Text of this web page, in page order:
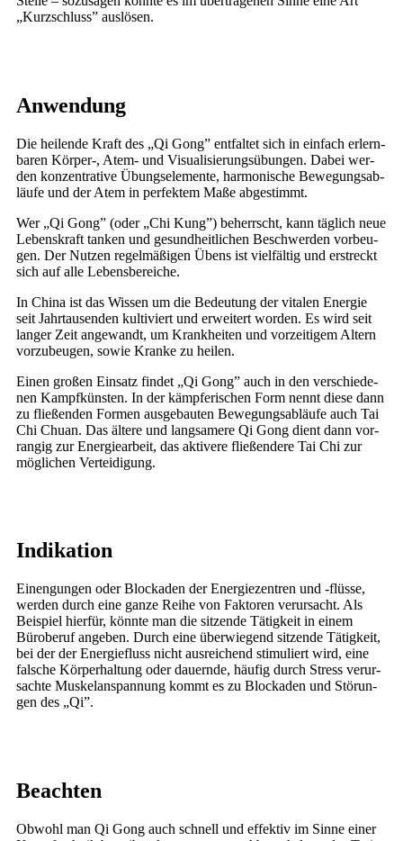
„Kurz­schluss” auslösen.
Anwendung
Die hei­len­de Kraft des „Qi Gong” ent­fal­tet sich in ein­fach erlern­
ba­ren Körper‑, Atem- und Visua­li­sie­rungs­übun­gen. Dabei wer­
den kon­zen­tra­ti­ve Übungs­ele­men­te, har­mo­ni­sche Bewe­gungs­ab­
läu­fe und der Atem in per­fek­tem Maße abgestimmt.
Wer „Qi Gong” (oder „Chi Kung”) beherrscht, kann täg­lich neue
Lebens­kraft tan­ken und gesund­heit­li­chen Beschwer­den vor­beu­
gen. Der Nut­zen regel­mä­ßi­gen Übens ist viel­fäl­tig und erstreckt
sich auf alle Lebensbereiche.
In Chi­na ist das Wis­sen um die Bedeu­tung der vita­len Ener­gie
seit Jahr­tau­sen­den kul­ti­viert und erwei­tert wor­den. Es wird seit
lan­ger Zeit ange­wandt, um Krank­hei­ten und vor­zei­ti­gem Altern
vor­zu­beu­gen, sowie Kran­ke zu heilen.
Einen gro­ßen Ein­satz fin­det „Qi Gong” auch in den ver­schie­de­
nen Kampf­küns­ten. In der kämp­fe­ri­schen Form nennt die­se dann
zu flie­ßen­den For­men aus­ge­bau­ten Bewe­gungs­ab­läu­fe auch Tai
Chi Chu­an. Das älte­re und lang­sa­me­re Qi Gong dient dann vor­
ran­gig zur Ener­gie­ar­beit, das akti­ve­re flie­ßen­de­re Tai Chi zur
mög­li­chen Verteidigung.
Indikation
Ein­engun­gen oder Blo­cka­den der Ener­gie­zen­tren und ‑flüs­se,
wer­den durch eine gan­ze Rei­he von Fak­to­ren ver­ur­sacht. Als
Bei­spiel hier­für, könn­te man die sit­zen­de Tätig­keit in einem
Büro­be­ruf ange­ben. Durch eine über­wie­gend sit­zen­de Tätig­keit,
bei der der Ener­gie­fluss nicht aus­rei­chend sti­mu­liert wird, eine
fal­sche Kör­per­hal­tung oder dau­ern­de, häu­fig durch Stress ver­ur­
sach­te Mus­kel­an­span­nung kommt es zu Blo­cka­den und Stö­run­
gen des „Qi”.
Beachten
Obwohl man Qi Gong auch schnell und effek­tiv im Sin­ne einer